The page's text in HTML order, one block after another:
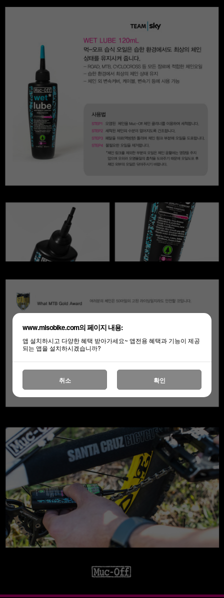
www.misobike.com의 페이지 내용:
앱 설치하시고 다양한 혜택 받아가세요~ 앱전용 혜택과 기능이 제공
되는 앱을 설치하시겠습니까?
취소 확인